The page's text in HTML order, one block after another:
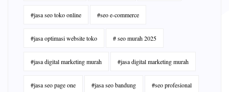
#jasa seo toko online #seo e-commerce
#jasa optimasi website toko # seo murah 2025
#jasa digital marketing murah #jasa digital marketing murah
#jasa seo page one #jasa seo bandung #seo profesional